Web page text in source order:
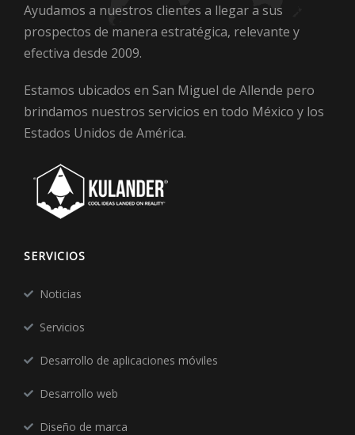
Ayudamos a nuestros clientes a llegar a sus
prospectos de manera estratégica, relevante y
efectiva desde 2009.
Estamos ubicados en San Miguel de Allende pero
brindamos nuestros servicios en todo México y los
Estados Unidos de América.
SERVICIOS
Noticias
Servicios
Desarrollo de aplicaciones móviles
Desarrollo web
Diseño de marca